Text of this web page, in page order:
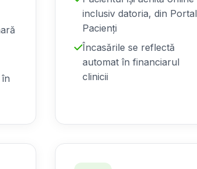
inclusiv datoria, din Portal
Pacienți
Încasările se reflectă
automat în financiarul
clinicii